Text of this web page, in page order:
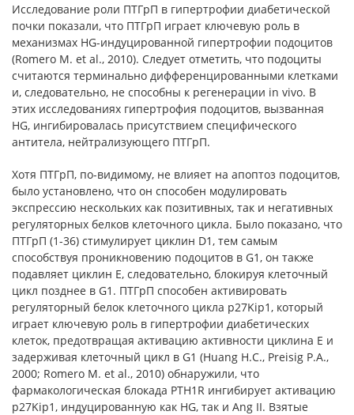
Исследование роли ПТГрП в гипертрофии диабетической
почки показали, что ПТГрП играет ключевую роль в
механизмах HG-индуцированной гипертрофии подоцитов
(Romero M. et al., 2010). Следует отметить, что подоциты
считаются терминально дифференцированными клетками
и, следовательно, не способны к регенерации in vivo. В
этих исследованиях гипертрофия подоцитов, вызванная
HG, ингибировалась присутствием специфического
антитела, нейтрализующего ПТГрП.
Хотя ПТГрП, по-видимому, не влияет на апоптоз подоцитов,
было установлено, что он способен модулировать
экспрессию нескольких как позитивных, так и негативных
регуляторных белков клеточного цикла. Было показано, что
ПТГрП (1-36) стимулирует циклин D1, тем самым
способствуя проникновению подоцитов в G1, он также
подавляет циклин E, следовательно, блокируя клеточный
цикл позднее в G1. ПТГрП способен активировать
регуляторный белок клеточного цикла p27Kip1, который
играет ключевую роль в гипертрофии диабетических
клеток, предотвращая активацию активности циклина Е и
задерживая клеточный цикл в G1 (Huang H.C., Preisig P.A.,
2000; Romero M. et al., 2010) обнаружили, что
фармакологическая блокада PTH1R ингибирует активацию
p27Kip1, индуцированную как HG, так и Ang II. Взятые